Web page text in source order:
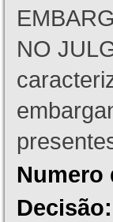
NO
Numero
Decisão: